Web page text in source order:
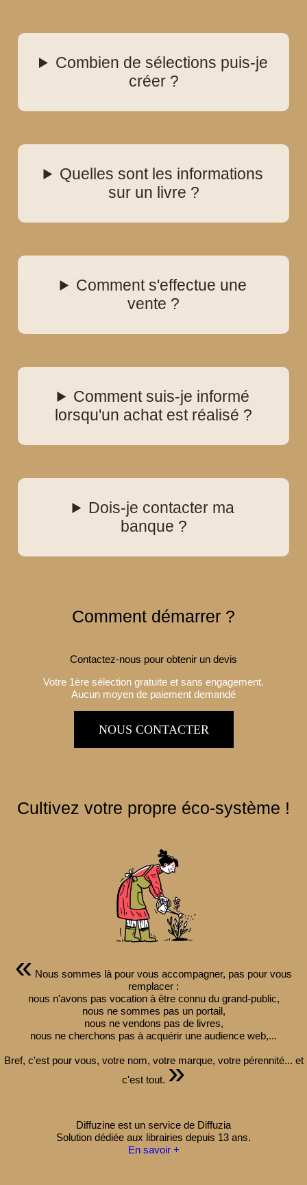
Combien de sélections puis-je
créer ?
Quelles sont les informations
sur un livre ?
Comment s'effectue une
vente ?
Comment suis-je informé
lorsqu'un achat est réalisé ?
Dois-je contacter ma
banque ?
Comment démarrer ?
Contactez-nous pour obtenir un devis
Votre 1ère sélection gratuite et sans engagement.
Aucun moyen de paiement demandé
NOUS CONTACTER
Cultivez votre propre éco-système !
« Nous sommes là pour vous accompagner, pas pour vous
remplacer :
nous n'avons pas vocation à être connu du grand-public,
nous ne sommes pas un portail,
nous ne vendons pas de livres,
nous ne cherchons pas à acquérir une audience web,...
Bref, c'est pour vous, votre nom, votre marque, votre pérennité... et
c'est tout. »
Diffuzine est un service de Diffuzia
Solution dédiée aux librairies depuis 13 ans.
En savoir +